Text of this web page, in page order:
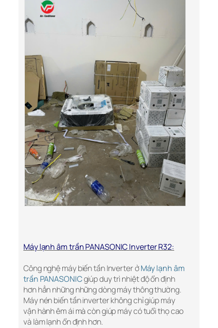
Máy lạnh âm trần PANASONIC Inverter R32:
Công nghệ máy biến tần Inverter ởMáy lạnh âm
trần PANASONICgiúp duy trì nhiệt độ ổn định
hơn hẳn những những dòng máy thông thường.
Máy nén biến tần inverter không chỉ giúp máy
vận hành êm ái mà còn giúp máy có tuổi thọ cao
và làm lạnh ổn định hơn.